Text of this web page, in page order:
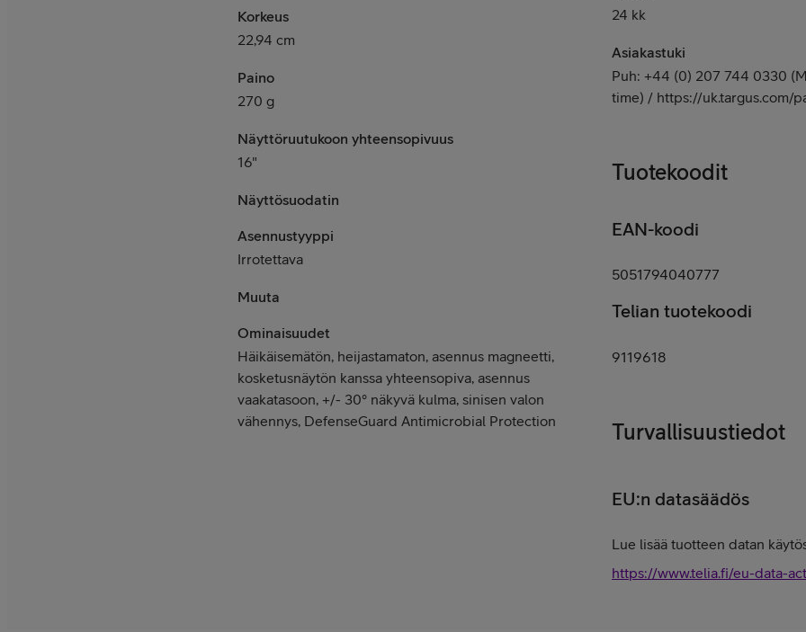
Korkeus
22,94 cm
Paino
270 g
Näyttöruutukoon yhteensopivuus
16"
Näyttösuodatin
Asennustyyppi
Irrotettava
Muuta
Ominaisuudet
Häikäisemätön, heijastamaton, asennus magneetti,
kosketusnäytön kanssa yhteensopiva, asennus
vaakatasoon, +/- 30° näkyvä kulma, sinisen valon
vähennys, DefenseGuard Antimicrobial Protection
24 kk
Asiakastuki
Puh: +44 (0) 207 744 0330
time) / https://uk.targus.com/
Tuotekoodit
EAN-koodi
5051794040777
Telian tuotekoodi
9119618
Turvallisuustiedot
EU:n datasäädös
Lue lisää tuotteen datan
https://www.telia.fi/eu-data-act